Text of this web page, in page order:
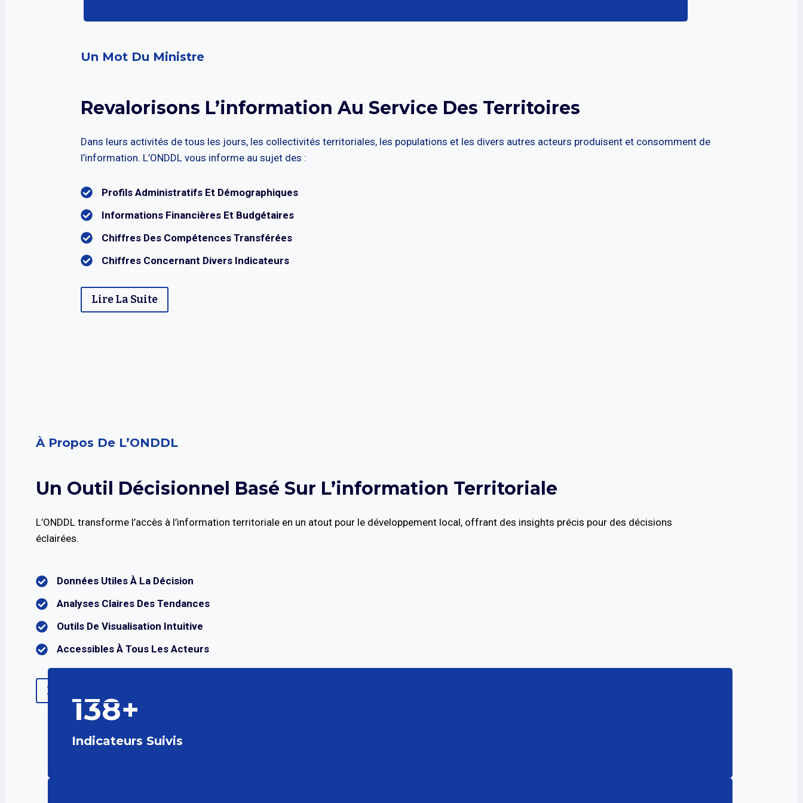
Un Mot Du Ministre
Revalorisons L’information Au Service Des Territoires
Dans leurs activités de tous les jours, les collectivités territoriales, les populations et les divers autres acteurs produisent et consomment de
l’information. L’ONDDL vous informe au sujet des :
Profils Administratifs Et Démographiques
Informations Financières Et Budgétaires
Chiffres Des Compétences Transférées
Chiffres Concernant Divers Indicateurs
Lire La Suite
À Propos De L’ONDDL
Un Outil Décisionnel Basé Sur L’information Territoriale
L’ONDDL transforme l’accès à l’information territoriale en un atout pour le développement local, offrant des insights précis pour des décisions
éclairées.
Données Utiles À La Décision
Analyses Claires Des Tendances
Outils De Visualisation Intuitive
Accessibles À Tous Les Acteurs
En Savoir Plus
138+
Indicateurs Suivis